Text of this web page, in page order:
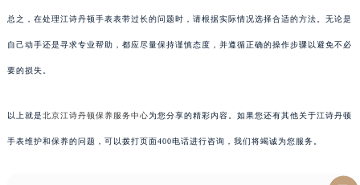
总之，在处理江诗丹顿手表表带过长的问题时，请根据实际情况选择合适的方法。无论是
自己动手还是寻求专业帮助，都应尽量保持谨慎态度，并遵循正确的操作步骤以避免不必
要的损失。
以上就是北京江诗丹顿保养服务中心为您分享的精彩内容。如果您还有其他关于江诗丹顿
手表维护和保养的问题，可以拨打页面400电话进行咨询，我们将竭诚为您服务。